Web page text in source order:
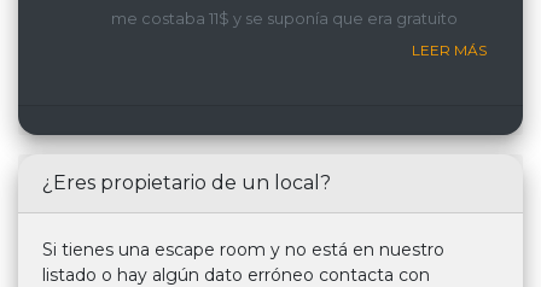
me costaba 11$ y se suponía que era gratuito
LEER MÁS
¿Eres propietario de un local?
Si tienes una escape room y no está en nuestro
listado o hay algún dato erróneo contacta con